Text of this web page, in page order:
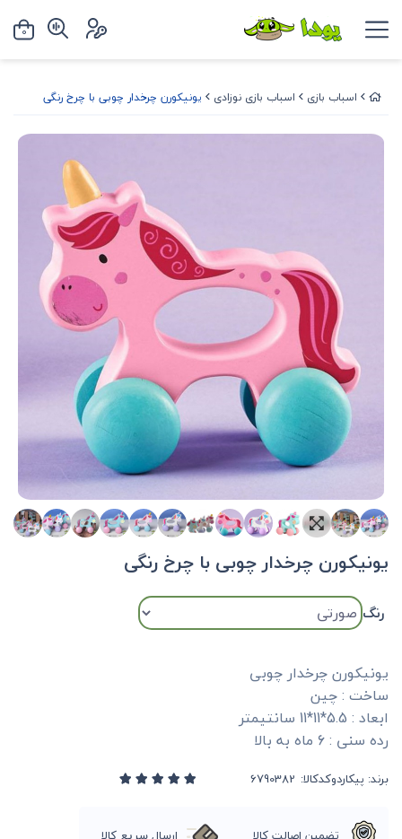
اسباب بازی اسباب بازی نوزادی یونیکورن چرخدار چوبی با چرخ رنگی
یونیکورن چرخدار چوبی با چرخ رنگی
رنگ
یونیکورن چرخدار چوبی
ساخت : چین
ابعاد : 5.5*11*11 سانتیمتر
رده سنی : 6 ماه به بالا
برند: پیکاردوکدکالا:
0